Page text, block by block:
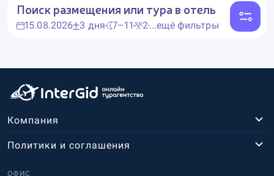
Поиск размещения или тура в отель
15.08.2026 3 дня 7–11 2...ещё фильтры
Компания
ОФИС
Политики и соглашения